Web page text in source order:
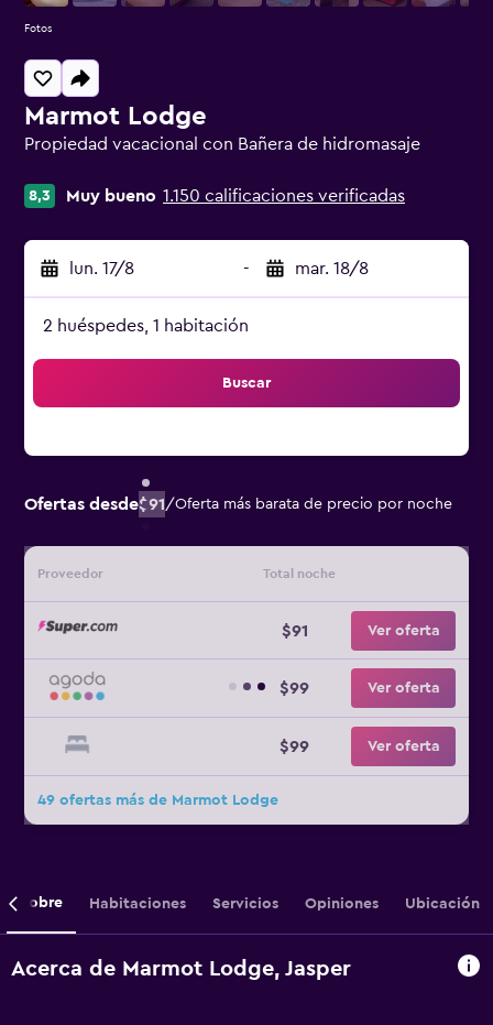
Marmot Lodge
Propiedad vacacional con Bañera de hidromasaje
8,3 Muy bueno 1.150 calificaciones verificadas
lun. 17/8 - mar. 18/8
2 huéspedes, 1 habitación
Buscar
Ofertas desde$91/Oferta más barata de precio por noche
Proveedor Total noche
$91 Ver oferta
$99 Ver oferta
$99 Ver oferta
49 ofertas más de Marmot Lodge
Fotos
Sobre Habitaciones Servicios Opiniones Ubicación
Acerca de Marmot Lodge, Jasper